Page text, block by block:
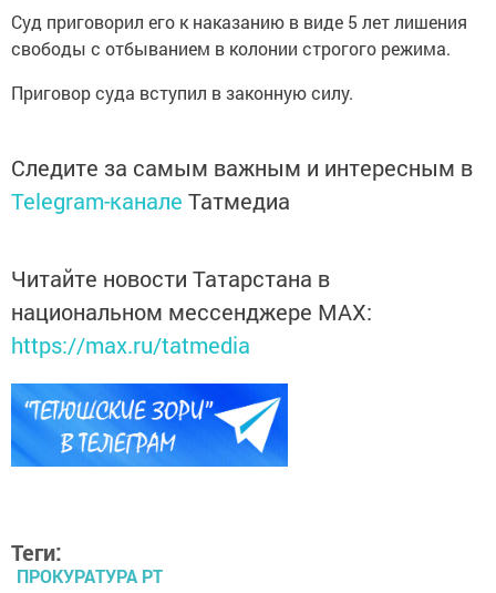
Суд приговорил его к наказанию в виде 5 лет лишения
свободы с отбыванием в колонии строгого режима.
Приговор суда вступил в законную силу.
Следите за самым важным и интересным в
Telegram-канале Татмедиа
Читайте новости Татарстана в
национальном мессенджере MАХ:
https://max.ru/tatmedia
Теги:
ПРОКУРАТУРА РТ